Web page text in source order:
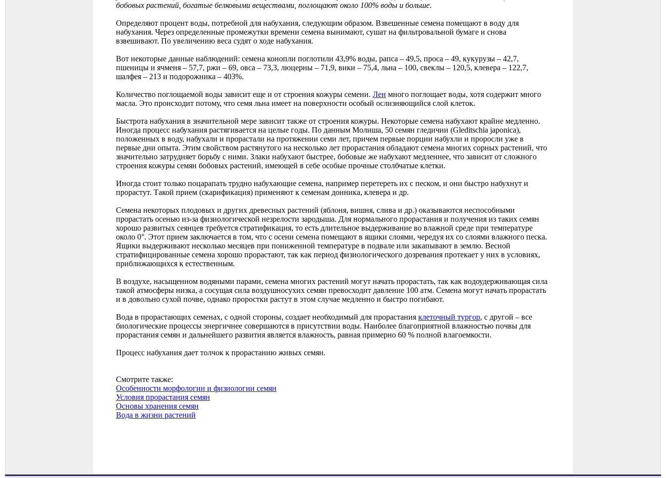
бобовых растений, богатые белковыми веществами, поглощают около 100% воды и больше.
Определяют процент воды, потребной для набухания, следующим образом. Взвешенные семена помещают в воду для
набухания. Через определенные промежутки времени семена вынимают, сушат на фильтровальной бумаге и снова
взвешивают. По увеличению веса судят о ходе набухания.
Вот некоторые данные наблюдений: семена конопли поглотили 43,9% воды, рапса – 49,5, проса – 49, кукурузы – 42,7,
пшеницы и ячменя – 57,7, ржи – 69, овса – 73,3, люцерны – 71,9, вики – 75,4, льна – 100, свеклы – 120,5, клевера – 122,7,
шалфея – 213 и подорожника – 403%.
Количество поглощаемой воды зависит еще и от строения кожуры семени. Лен много поглощает воды, хотя содержит много
масла. Это происходит потому, что семя льна имеет на поверхности особый ослизняющийся слой клеток.
Быстрота набухания в значительной мере зависит также от строения кожуры. Некоторые семена набухают крайне медленно.
Иногда процесс набухания растягивается на целые годы. По данным Молиша, 50 семян гледичии (Gleditschia japonica),
положенных в воду, набухали и прорастали на протяжении семи лет, причем первые порции набухли и проросли уже в
первые дни опыта. Этим свойством растянутого на несколько лет прорастания обладают семена многих сорных растений, что
значительно затрудняет борьбу с ними. Злаки набухают быстрее, бобовые же набухают медленнее, что зависит от сложного
строения кожуры семян бобовых растений, имеющей в себе особые прочные столбчатые клетки.
Иногда стоит только поцарапать трудно набухающие семена, например перетереть их с песком, и они быстро набухнут и
прорастут. Такой прием (скарификация) применяют к семенам донника, клевера и др.
Семена некоторых плодовых и других древесных растений (яблоня, вишня, слива и др.) оказываются неспособными
прорастать осенью из-за физиологической незрелости зародыша. Для нормального прорастания и получения из таких семян
хорошо развитых сеянцев требуется стратификация, то есть длительное выдерживание во влажной среде при температуре
около 0°. Этот прием заключается в том, что с осени семена помещают в ящики слоями, чередуя их со слоями влажного песка.
Ящики выдерживают несколько месяцев при пониженной температуре в подвале или закапывают в землю. Весной
стратифицированные семена хорошо прорастают, так как период физиологического дозревания протекает у них в условиях,
приближающихся к естественным.
В воздухе, насыщенном водяными парами, семена многих растений могут начать прорастать, так как водоудерживающая сила
такой атмосферы низка, а сосущая сила воздушносухих семян превосходит давление 100 атм. Семена могут начать прорастать
и в довольно сухой почве, однако проростки растут в этом случае медленно и быстро погибают.
Вода в прорастающих семенах, с одной стороны, создает необходимый для прорастания клеточный тургор, с другой – все
биологические процессы энергичнее совершаются в присутствии воды. Наиболее благоприятной влажностью почвы для
прорастания семян и дальнейшего развития является влажность, равная примерно 60 % полной влагоемкости.
Процесс набухания дает толчок к прорастанию живых семян.
Смотрите также:
Особенности морфологии и физиологии семян
Условия прорастания семян
Основы хранения семян
Вода в жизни растений